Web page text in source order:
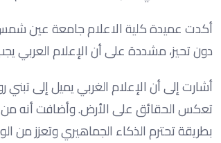
أكدت عميدة كلية الاعلام جامعة عين
دون تحيز، مشددة على أن الإعلام العربي
أشارت إلى أن الإعلام الغربي يميل إلى
تعكس الحقائق على الأرض. وأضافت أنه من
بطريقة تحترم الذكاء الجماهيري وتعزز من